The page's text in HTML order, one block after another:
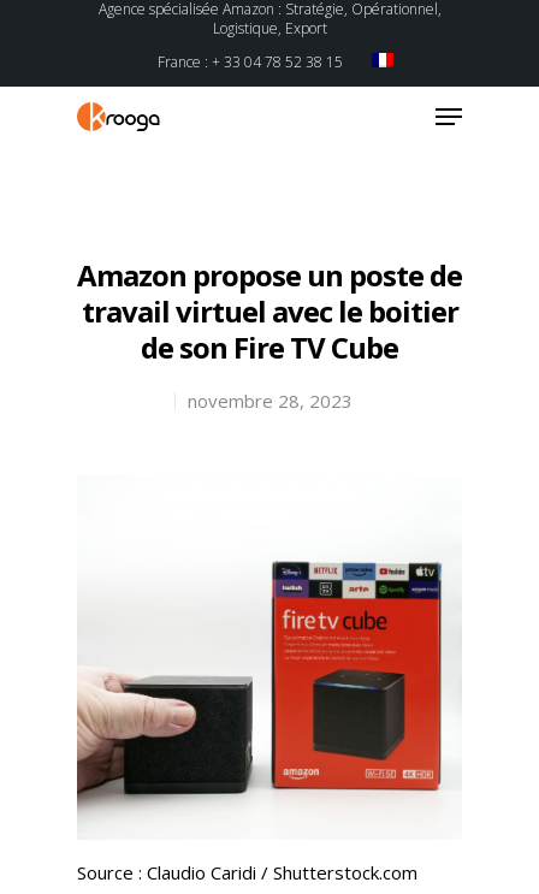
Agence spécialisée Amazon : Stratégie, Opérationnel,
Logistique, Export
France : + 33 04 78 52 38 15
Amazon propose un poste de
travail virtuel avec le boitier
de son Fire TV Cube
novembre 28, 2023
Source : Claudio Caridi / Shutterstock.com